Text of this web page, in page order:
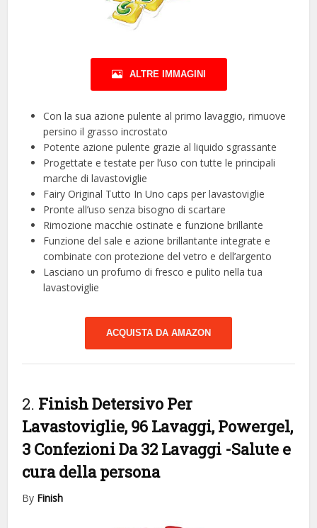
ALTRE IMMAGINI
Con la sua azione pulente al primo lavaggio, rimuove
persino il grasso incrostato
Potente azione pulente grazie al liquido sgrassante
Progettate e testate per l’uso con tutte le principali
marche di lavastoviglie
Fairy Original Tutto In Uno caps per lavastoviglie
Pronte all’uso senza bisogno di scartare
Rimozione macchie ostinate e funzione brillante
Funzione del sale e azione brillantante integrate e
combinate con protezione del vetro e dell’argento
Lasciano un profumo di fresco e pulito nella tua
lavastoviglie
ACQUISTA DA AMAZON
2. Finish Detersivo Per
Lavastoviglie, 96 Lavaggi, Powergel,
3 Confezioni Da 32 Lavaggi -Salute e
cura della persona
By Finish